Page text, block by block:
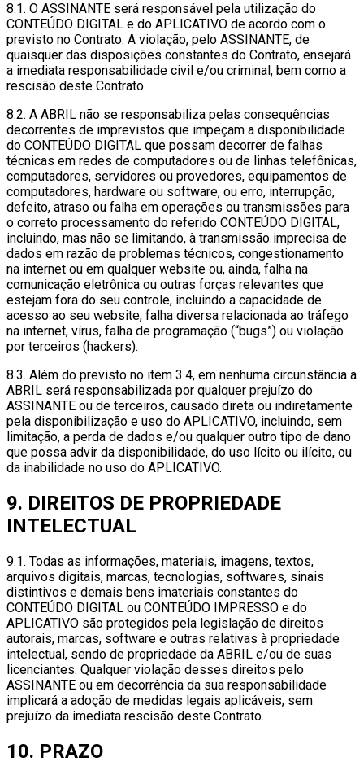
8.1. O ASSINANTE será responsável pela utilização do
CONTEÚDO DIGITAL e do APLICATIVO de acordo com o
previsto no Contrato. A violação, pelo ASSINANTE, de
quaisquer das disposições constantes do Contrato, ensejará
a imediata responsabilidade civil e/ou criminal, bem como a
rescisão deste Contrato.
8.2. A ABRIL não se responsabiliza pelas consequências
decorrentes de imprevistos que impeçam a disponibilidade
do CONTEÚDO DIGITAL que possam decorrer de falhas
técnicas em redes de computadores ou de linhas telefônicas,
computadores, servidores ou provedores, equipamentos de
computadores, hardware ou software, ou erro, interrupção,
defeito, atraso ou falha em operações ou transmissões para
o correto processamento do referido CONTEÚDO DIGITAL,
incluindo, mas não se limitando, à transmissão imprecisa de
dados em razão de problemas técnicos, congestionamento
na internet ou em qualquer website ou, ainda, falha na
comunicação eletrônica ou outras forças relevantes que
estejam fora do seu controle, incluindo a capacidade de
acesso ao seu website, falha diversa relacionada ao tráfego
na internet, vírus, falha de programação (“bugs”) ou violação
por terceiros (hackers).
8.3. Além do previsto no item 3.4, em nenhuma circunstância a
ABRIL será responsabilizada por qualquer prejuízo do
ASSINANTE ou de terceiros, causado direta ou indiretamente
pela disponibilização e uso do APLICATIVO, incluindo, sem
limitação, a perda de dados e/ou qualquer outro tipo de dano
que possa advir da disponibilidade, do uso lícito ou ilícito, ou
da inabilidade no uso do APLICATIVO.
9. DIREITOS DE PROPRIEDADE
INTELECTUAL
9.1. Todas as informações, materiais, imagens, textos,
arquivos digitais, marcas, tecnologias, softwares, sinais
distintivos e demais bens imateriais constantes do
CONTEÚDO DIGITAL ou CONTEÚDO IMPRESSO e do
APLICATIVO são protegidos pela legislação de direitos
autorais, marcas, software e outras relativas à propriedade
intelectual, sendo de propriedade da ABRIL e/ou de suas
licenciantes. Qualquer violação desses direitos pelo
ASSINANTE ou em decorrência da sua responsabilidade
implicará a adoção de medidas legais aplicáveis, sem
prejuízo da imediata rescisão deste Contrato.
10. PRAZO